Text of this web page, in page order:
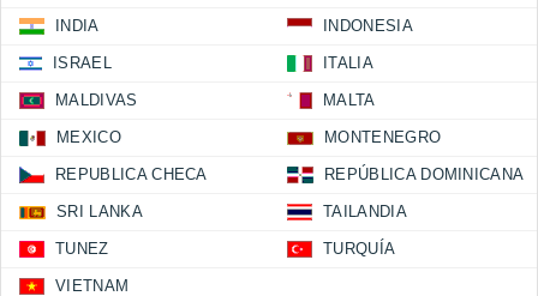
INDIA INDONESIA
ISRAEL ITALIA
MALDIVAS MALTA
MEXICO MONTENEGRO
REPUBLICA CHECA REPÚBLICA DOMINICANA
SRI LANKA TAILANDIA
TUNEZ TURQUÍA
VIETNAM